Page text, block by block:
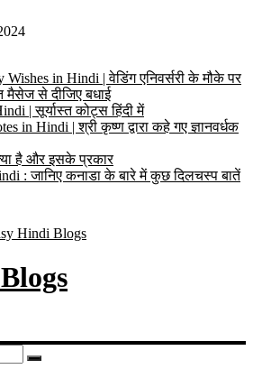
in Hindi | वेडिंग एनिवर्सरी के मौके पर
से दीजिए बधाई
| सूर्यास्त कोट्स हिंदी में
in Hindi | श्री कृष्ण द्वारा कहे गए ज्ञानवर्धक
है और इसके प्रकार
: जानिए कनाडा के बारे में कुछ दिलचस्प बातें